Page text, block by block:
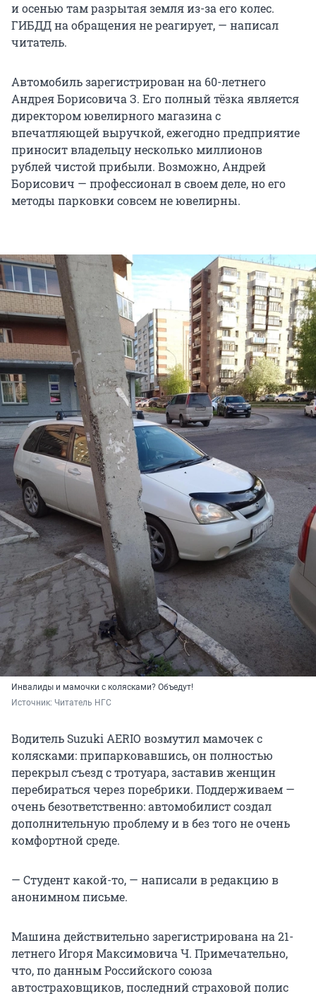
и осенью там разрытая земля из-за его колес.
ГИБДД на обращения не реагирует, — написал
читатель.
Автомобиль зарегистрирован на 60-летнего
Андрея Борисовича З. Его полный тёзка является
директором ювелирного магазина с
впечатляющей выручкой, ежегодно предприятие
приносит владельцу несколько миллионов
рублей чистой прибыли. Возможно, Андрей
Борисович — профессионал в своем деле, но его
методы парковки совсем не ювелирны.
Инвалиды и мамочки с колясками? Объедут!
Источник: Читатель НГС
Водитель Suzuki AERIO возмутил мамочек с
колясками: припарковавшись, он полностью
перекрыл съезд с тротуара, заставив женщин
перебираться через поребрики. Поддерживаем —
очень безответственно: автомобилист создал
дополнительную проблему и в без того не очень
комфортной среде.
— Студент какой-то, — написали в редакцию в
анонимном письме.
Машина действительно зарегистрирована на 21-
летнего Игоря Максимовича Ч. Примечательно,
что, по данным Российского союза
автостраховщиков, последний страховой полис